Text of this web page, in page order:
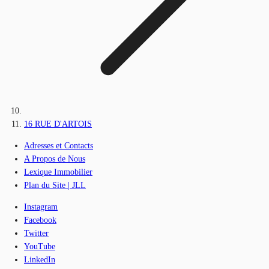
16 RUE D'ARTOIS
Adresses et Contacts
A Propos de Nous
Lexique Immobilier
Plan du Site | JLL
Instagram
Facebook
Twitter
YouTube
LinkedIn